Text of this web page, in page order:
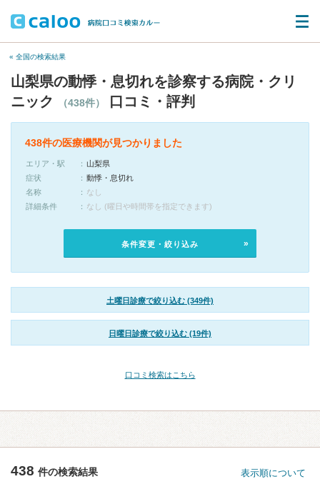
« 全国の検索結果
山梨県の動悸・息切れを診察する病院・クリ
ニック
（438件） 口コミ・評判
438件の医療機関が見つかりました
エリア・駅
山梨県
症状
動悸・息切れ
名称
なし
詳細条件
なし (曜日や時間帯を指定できます)
条件変更・絞り込み
土曜日診療で絞り込む (349件)
日曜日診療で絞り込む (19件)
口コミ検索はこちら
438 件の検索結果 表示順について